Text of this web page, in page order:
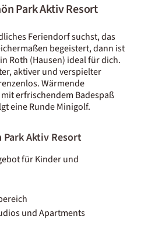
Park Aktiv Resort
Feriendorf suchst, das
begeistert, dann ist
Roth (Hausen) ideal für dich.
aktiver und verspielter
Wärmende
erfrischendem Badespaß
eine Runde Minigolf.
Park Aktiv Resort
für Kinder und
und Apartments